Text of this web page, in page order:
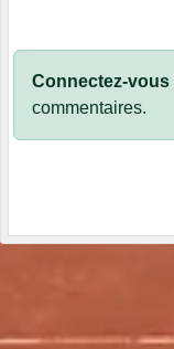
Connectez-vous
commentaires.